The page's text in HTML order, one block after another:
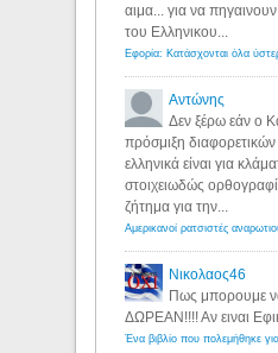
αιμα... για να
του Ελληνικου...
Αντώνης
Δεν ξέρω εάν ο
πρόσμιξη
ελληνικά είναι για
στοιχειωδώς
ζήτημα για την...
Νικολαος46
Πως μπορουμε
ΔΩΡΕΑΝ!!!! Αν ειναι